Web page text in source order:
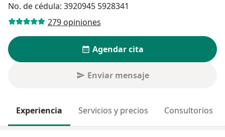
No. de cédula: 3920945 5928341
279 opiniones
Agendar cita
Enviar mensaje
Experiencia Servicios y precios Consultorios